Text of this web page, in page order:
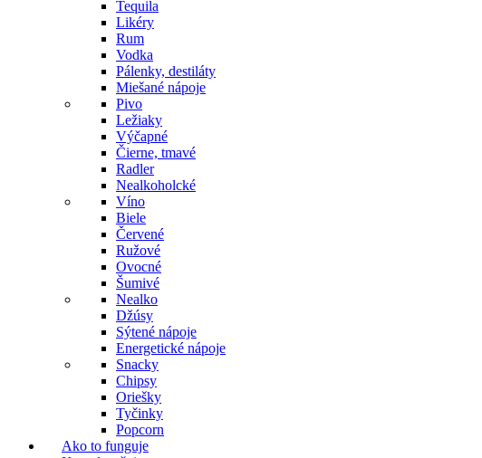
Tequila
Likéry
Rum
Vodka
Pálenky, destiláty
Miešané nápoje
Pivo
Ležiaky
Výčapné
Čierne, tmavé
Radler
Nealkoholcké
Víno
Biele
Červené
Ružové
Ovocné
Šumivé
Nealko
Džúsy
Sýtené nápoje
Energetické nápoje
Snacky
Chipsy
Oriešky
Tyčinky
Popcorn
Ako to funguje